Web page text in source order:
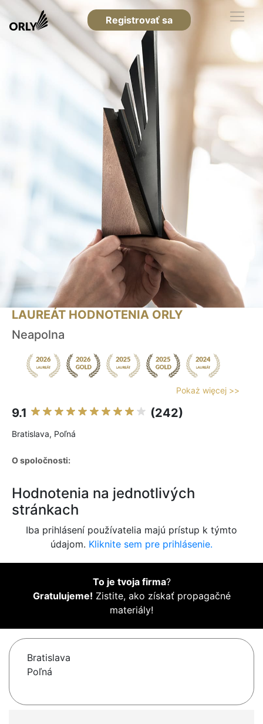
Registrovať sa
LAUREÁT HODNOTENIA ORLY
Neapolna
Pokaż więcej >>
9.1 (242)
Bratislava, Poľná
O spoločnosti:
Hodnotenia na jednotlivých
stránkach
Iba prihlásení používatelia majú prístup k týmto
údajom. Kliknite sem pre prihlásenie.
To je tvoja firma?
Gratulujeme! Zistite, ako získať propagačné
materiály!
Bratislava
Poľná